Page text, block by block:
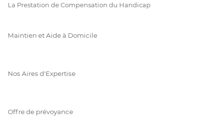
La Prestation de Compensation du Handicap
Maintien et Aide à Domicile
Nos Aires d'Expertise
Offre de prévoyance